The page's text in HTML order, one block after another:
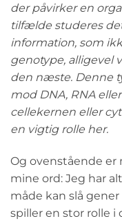
der påvirker en
tilfælde studeres
information, som
genotype, alligevel
den næste. Denne
mod DNA, RNA
cellekernen eller
en vigtig rolle her.
Og ovenstående er
mine ord: Jeg har
måde kan slå
spiller en stor rolle